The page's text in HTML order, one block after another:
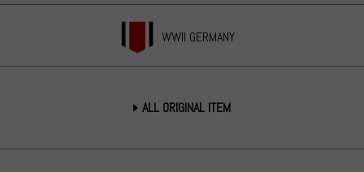
WWII GERMANY
ALL ORIGINAL ITEM